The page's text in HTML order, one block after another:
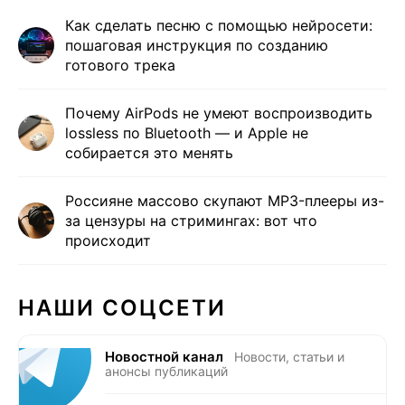
Как сделать песню с помощью нейросети:
пошаговая инструкция по созданию
готового трека
Почему AirPods не умеют воспроизводить
lossless по Bluetooth — и Apple не
собирается это менять
Россияне массово скупают MP3-плееры из-
за цензуры на стримингах: вот что
происходит
НАШИ СОЦСЕТИ
Новостной канал
Новости, статьи и
анонсы публикаций